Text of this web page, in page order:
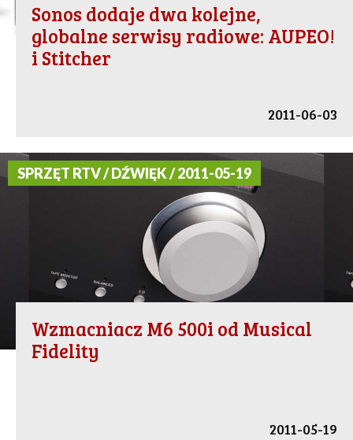
Sonos dodaje dwa kolejne,
globalne serwisy radiowe: AUPEO!
i Stitcher
2011-06-03
SPRZĘT RTV / DŹWIĘK / 2011-05-19
Wzmacniacz M6 500i od Musical
Fidelity
2011-05-19